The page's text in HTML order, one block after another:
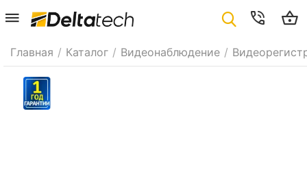
Главная / Каталог / Видеонаблюдение /